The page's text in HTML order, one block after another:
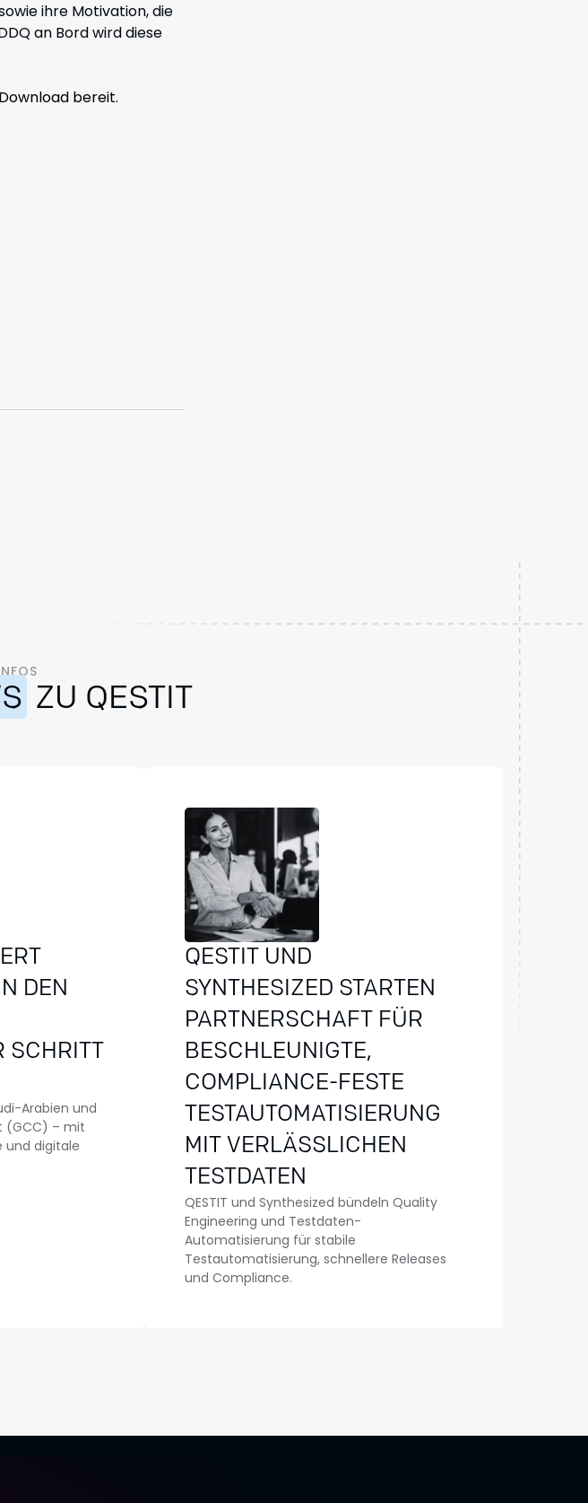
ihre Motivation, die
an Bord wird diese
bereit.
ZU QESTIT
DEN
SCHRITT
Arabien und
(GCC) – mit
und digitale
QESTIT UND
SYNTHESIZED STARTEN
PARTNERSCHAFT FÜR
BESCHLEUNIGTE,
COMPLIANCE-FESTE
TESTAUTOMATISIERUNG
MIT VERLÄSSLICHEN
TESTDATEN
QESTIT und Synthesized bündeln Quality
Engineering und Testdaten-
Automatisierung für stabile
Testautomatisierung, schnellere Releases
und Compliance.